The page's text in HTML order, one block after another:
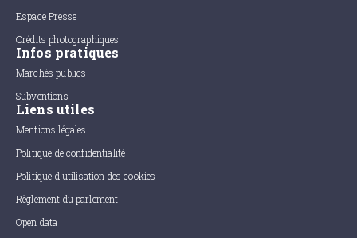
Espace Presse
Crédits photographiques
Infos pratiques
Marchés publics
Subventions
Liens utiles
Mentions légales
Politique de confidentialité
Politique d'utilisation des cookies
Règlement du parlement
Open data